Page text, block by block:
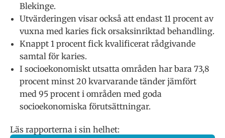
Blekinge.
Utvärderingen visar också att endast 11 procent av
vuxna med karies fick orsaksinriktad behandling.
Knappt 1 procent fick kvalificerat rådgivande
samtal för karies.
I socioekonomiskt utsatta områden har bara 73,8
procent minst 20 kvarvarande tänder jämfört
med 95 procent i områden med goda
socioekonomiska förutsättningar.
Läs rapporterna i sin helhet: